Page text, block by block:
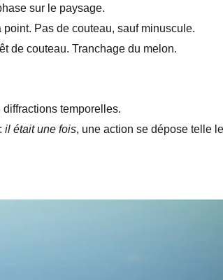
sur le paysage.
Pas de couteau, sauf minuscule.
de couteau. Tranchage du melon.
temporelles.
il était une fois, une action se dépose telle le